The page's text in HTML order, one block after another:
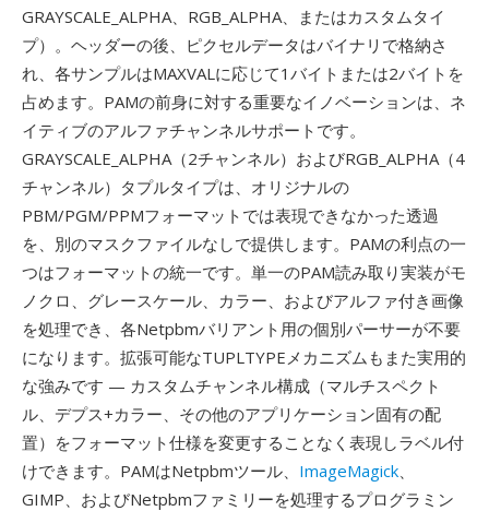
GRAYSCALE_ALPHA、RGB_ALPHA、またはカスタムタイ
プ）。ヘッダーの後、ピクセルデータはバイナリで格納さ
れ、各サンプルはMAXVALに応じて1バイトまたは2バイトを
占めます。PAMの前身に対する重要なイノベーションは、ネ
イティブのアルファチャンネルサポートです。
GRAYSCALE_ALPHA（2チャンネル）およびRGB_ALPHA（4
チャンネル）タプルタイプは、オリジナルの
PBM/PGM/PPMフォーマットでは表現できなかった透過
を、別のマスクファイルなしで提供します。PAMの利点の一
つはフォーマットの統一です。単一のPAM読み取り実装がモ
ノクロ、グレースケール、カラー、およびアルファ付き画像
を処理でき、各Netpbmバリアント用の個別パーサーが不要
になります。拡張可能なTUPLTYPEメカニズムもまた実用的
な強みです — カスタムチャンネル構成（マルチスペクト
ル、デプス+カラー、その他のアプリケーション固有の配
置）をフォーマット仕様を変更することなく表現しラベル付
けできます。PAMはNetpbmツール、 ImageMagick、
GIMP、およびNetpbmファミリーを処理するプログラミン